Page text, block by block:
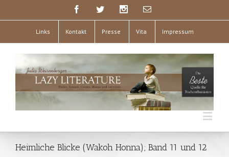
Links Kontakt Presse Vita Impressum
Heimliche Blicke (Wakoh Honna); Band 11 und 12